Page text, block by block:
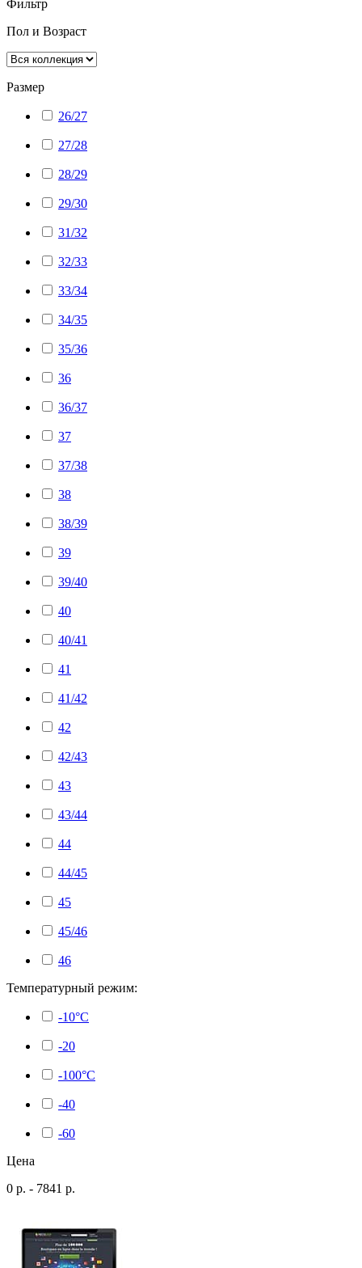
Фильтр
Пол и Возраст
Размер
26/27
27/28
28/29
29/30
31/32
32/33
33/34
34/35
35/36
36
36/37
37
37/38
38
38/39
39
39/40
40
40/41
41
41/42
42
42/43
43
43/44
44
44/45
45
45/46
46
Температурный режим:
-10°C
-20
-100°С
-40
-60
Цена
0 р. - 7841 р.